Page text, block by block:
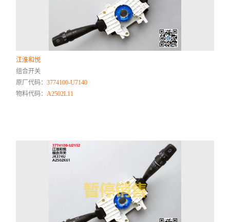
江淮和悦
组合开关
原厂代码：3774100-U7140
物料代码：A2502L11